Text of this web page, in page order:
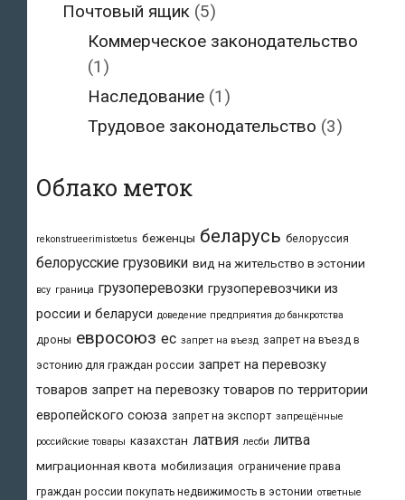
Почтовый ящик(5)
Коммерческое законодательство
(1)
Наследование (1)
Трудовое законодательство (3)
Облако меток
rekonstrueerimistoetus беженцы беларусь белоруссия
белорусские грузовики вид на жительство в эстонии
всу граница грузоперевозки грузоперевозчики из
россии и беларуси доведение предприятия до банкротства
дроны евросоюз ес запрет на въезд запрет на въезд в
эстонию для граждан россии запрет на перевозку
товаров запрет на перевозку товаров по территории
европейского союза запрет на экспорт запрещённые
российские товары казахстан латвия лесби литва
миграционная квота мобилизация ограничение права
граждан россии покупать недвижимость в эстонии ответные